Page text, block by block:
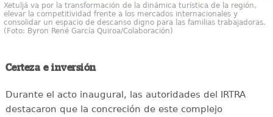
Xetuljá va por la transformación de la dinámica turística de la región,
elevar la competitividad frente a los mercados internacionales y
consolidar un espacio de descanso digno para las familias trabajadoras.
(Foto: Byron René García Quiroa/Colaboración)
Certeza e inversión
Durante el acto inaugural, las autoridades del IRTRA
destacaron que la concreción de este complejo